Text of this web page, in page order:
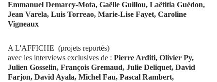
Emmanuel Demarcy-Mota, Gaëlle Guillou, Laëtitia Guédon,
Jean Varela, Luis Torreao, Marie-Lise Fayet, Caroline
Vigneaux
A L'AFFICHE (projets reportés)
avec les interviews exclusives de : Pierre Arditi, Olivier Py,
Julien Gosselin, François Gremaud, Julie Deliquet, David
Farjon, David Ayala, Michel Fau, Pascal Rambert,